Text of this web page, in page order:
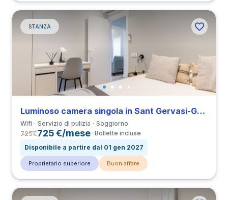
STANZA
Luminoso camera singola in Sant Gervasi-Galvany
Wifi Servizio di pulizia Soggiorno
725€725 €/mese Bollette incluse
Disponibile a partire dal 01 gen 2027
Proprietario superiore Buon affare